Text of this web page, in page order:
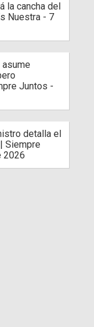
la cancha del
Nuestra - 7
asume
Juntos -
detalla el
Siempre
2026